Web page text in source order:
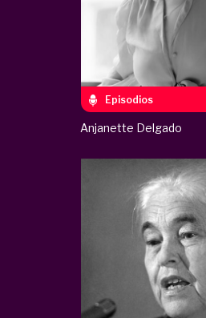
Episodios
Anjanette Delgado